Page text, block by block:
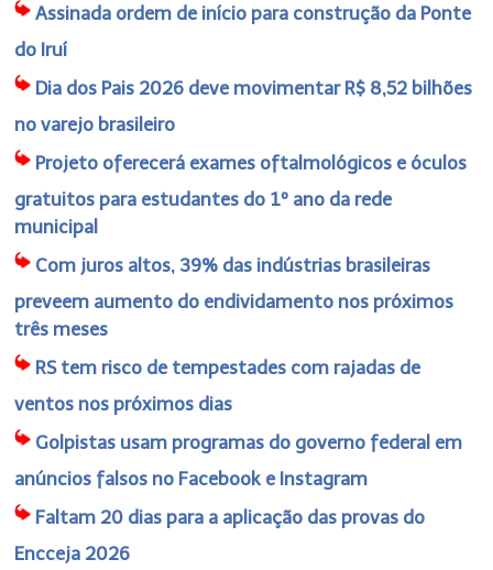
Assinada ordem de início para construção da Ponte
do Iruí
Dia dos Pais 2026 deve movimentar R$ 8,52 bilhões
no varejo brasileiro
Projeto oferecerá exames oftalmológicos e óculos
gratuitos para estudantes do 1º ano da rede
municipal
Com juros altos, 39% das indústrias brasileiras
preveem aumento do endividamento nos próximos
três meses
RS tem risco de tempestades com rajadas de
ventos nos próximos dias
Golpistas usam programas do governo federal em
anúncios falsos no Facebook e Instagram
Faltam 20 dias para a aplicação das provas do
Encceja 2026